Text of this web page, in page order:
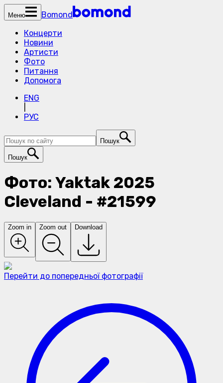
Меню
Bomond
Концерти
Новини
Артисти
Фото
Питання
Допомога
ENG
РУС
Пошук
Пошук
Фото: Yaktak 2025
Cleveland - #21599
Zoom in Zoom out Download
Перейти до попередньої фотографії